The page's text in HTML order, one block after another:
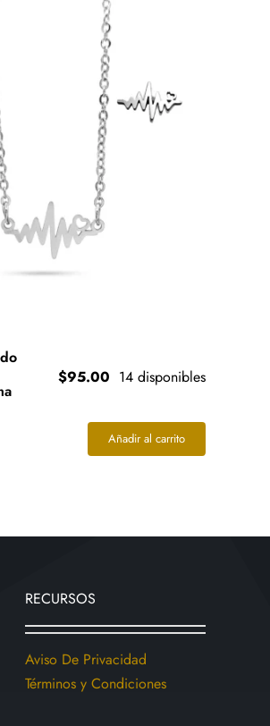
$95.00 14 disponibles
Añadir al carrito
RECURSOS
Aviso De Privacidad
Términos y Condiciones